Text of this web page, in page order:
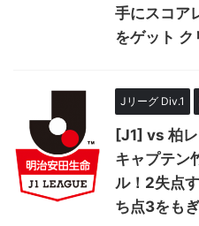
手にスコア
をゲット
Jリーグ Div.1
[J1] vs 柏
キャプテン
ル！2失点
ち点3をも